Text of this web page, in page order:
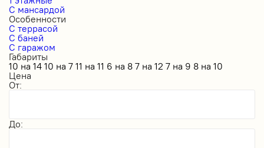
С мансардой
Особенности
С террасой
С баней
С гаражом
Габариты
10 на 14 10 на 7 11 на 11 6 на 8 7 на 12 7 на 9 8 на 10
Цена
От:
До: